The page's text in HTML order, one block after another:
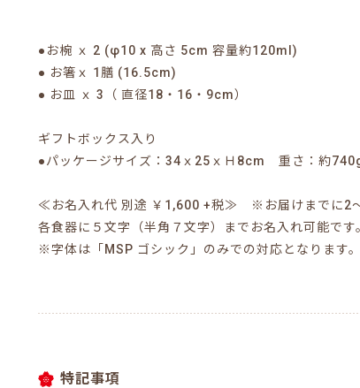
●お椀 ｘ 2 (φ10 x 高さ 5cm 容量約120ml)
● お箸ｘ 1膳 (16.5cm)
● お皿 ｘ 3（ 直径18・16・9cm）
ギフトボックス入り
●パッケージサイズ：34ｘ25ｘＨ8cm 重さ：約
≪お名入れ代 別途 ￥1,600 +税≫ ※お届けまでに2
各食器に５文字（半角７文字）までお名入れ可能です
※字体は「MSP ゴシック」のみでの対応となります。
特記事項